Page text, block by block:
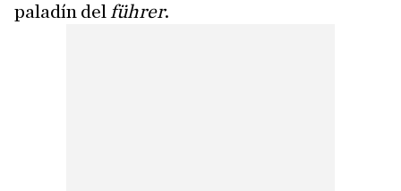
paladín del führer.